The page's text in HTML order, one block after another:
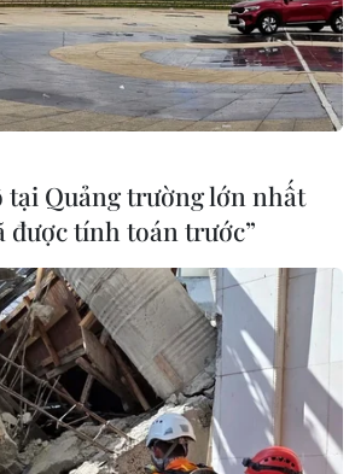
MỤC
3 điểm nhờ sức
tại Quảng trường lớn nhất
được tính toán trước”